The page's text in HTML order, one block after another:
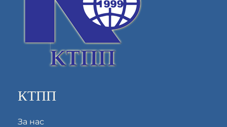
КТПП
За нас